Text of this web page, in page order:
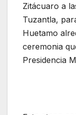
Zitácuaro a
Tuzantla,
Huetamo
ceremonia
Presidencia